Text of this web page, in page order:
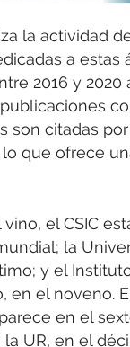
la actividad
a estas
2016 y 2020
son citadas
que ofrece
el CSIC
la
y el
en el noveno.
en el
UR, en el